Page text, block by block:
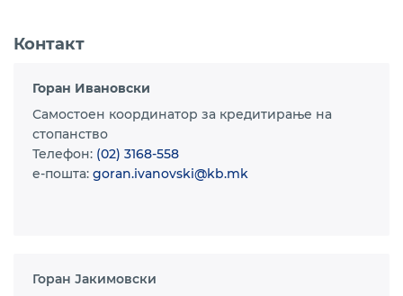
Контакт
Горан Ивановски
Самостоен координатор за кредитирање на
стопанство
Телефон: (02) 3168-558
e-пошта: goran.ivanovski@kb.mk
Горан Јакимовски